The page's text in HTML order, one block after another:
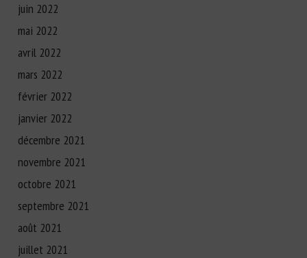
juin 2022
mai 2022
avril 2022
mars 2022
février 2022
janvier 2022
décembre 2021
novembre 2021
octobre 2021
septembre 2021
août 2021
juillet 2021